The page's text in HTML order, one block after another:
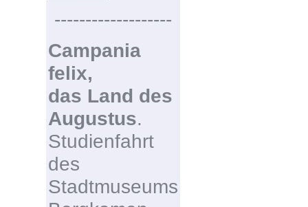
-------------------
Campania
felix,
das Land des
Augustus.
Studienfahrt
des
Stadtmuseums